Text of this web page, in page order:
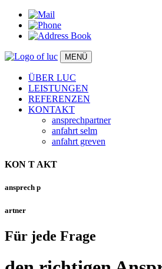
MENÜ
ÜBER LUC
LEISTUNGEN
REFERENZEN
KONTAKT
ansprechpartner
anfahrt selm
anfahrt greven
KON T AKT
ansprech p
artner
Für jede Frage